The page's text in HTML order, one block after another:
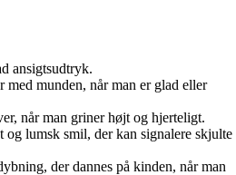
ansigtsudtryk.
med munden, når man er glad eller
når man griner højt og hjerteligt.
og lumsk smil, der kan signalere skjulte
der dannes på kinden, når man